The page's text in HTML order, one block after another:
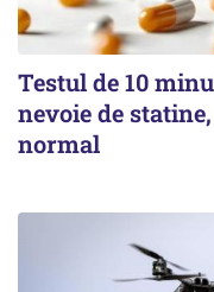
Testul de 10
nevoie de
normal